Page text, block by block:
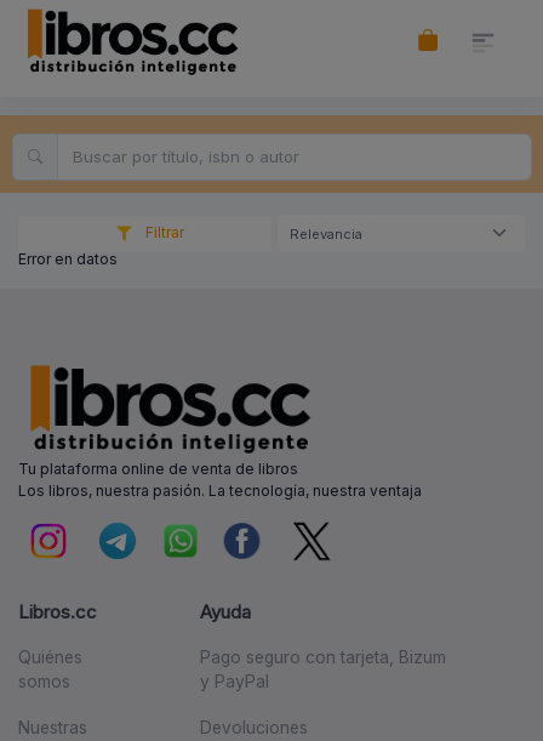
Filtrar Relevancia
Error en datos
Tu plataforma online de venta de libros
Los libros, nuestra pasión. La tecnología, nuestra ventaja
Libros.cc
Quiénes
somos
Nuestras
Ayuda
Pago seguro con tarjeta, Bizum
y PayPal
Devoluciones